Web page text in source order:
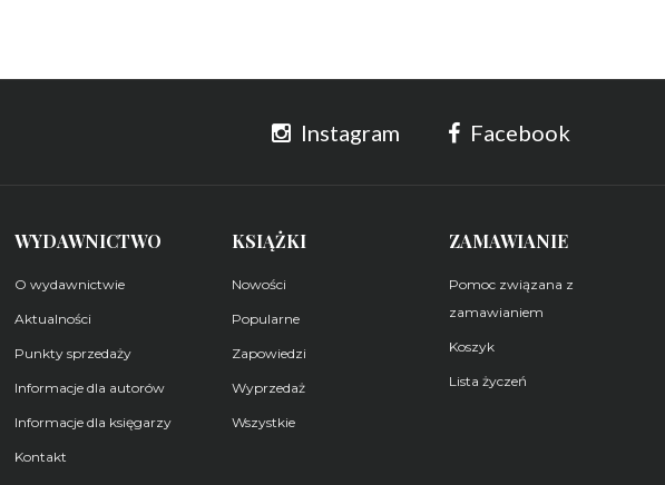
Instagram Facebook
WYDAWNICTWO
O wydawnictwie
Aktualności
Punkty sprzedaży
Informacje dla autorów
Informacje dla księgarzy
Kontakt
KSIĄŻKI
Nowości
Popularne
Zapowiedzi
Wyprzedaż
Wszystkie
ZAMAWIANIE
Pomoc związana z
zamawianiem
Koszyk
Lista życzeń